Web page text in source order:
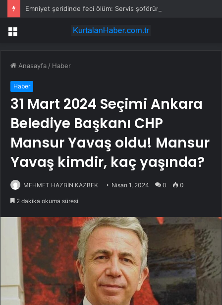
Menü
Anasayfa / Haber
Haber
31 Mart 2024 Seçimi Ankara
Belediye Başkanı CHP
Mansur Yavaş oldu! Mansur
Yavaş kimdir, kaç yaşında?
MEHMET HAZBİN KAZBEK Nisan 1, 2024 0 0
2 dakika okuma süresi